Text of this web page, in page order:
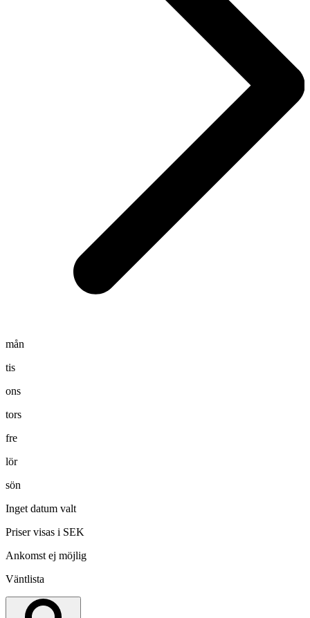
mån
tis
ons
tors
fre
lör
sön
Inget datum valt
Priser visas i SEK
Ankomst ej möjlig
Väntlista